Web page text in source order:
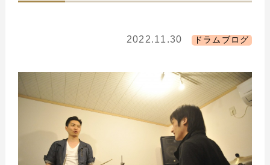
2022.11.30 ドラムブログ